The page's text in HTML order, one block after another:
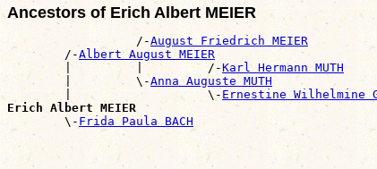
Ancestors of Erich Albert MEIER
                  /-
August Friedrich MEIER
        /-
Albert August MEIER
        |         |         /-
Karl Hermann MUTH
        |         \-
Anna Auguste MUTH
        |                   \-
Ernestine Wilhelmine
Erich Albert MEIER
\- Frida Paula BACH